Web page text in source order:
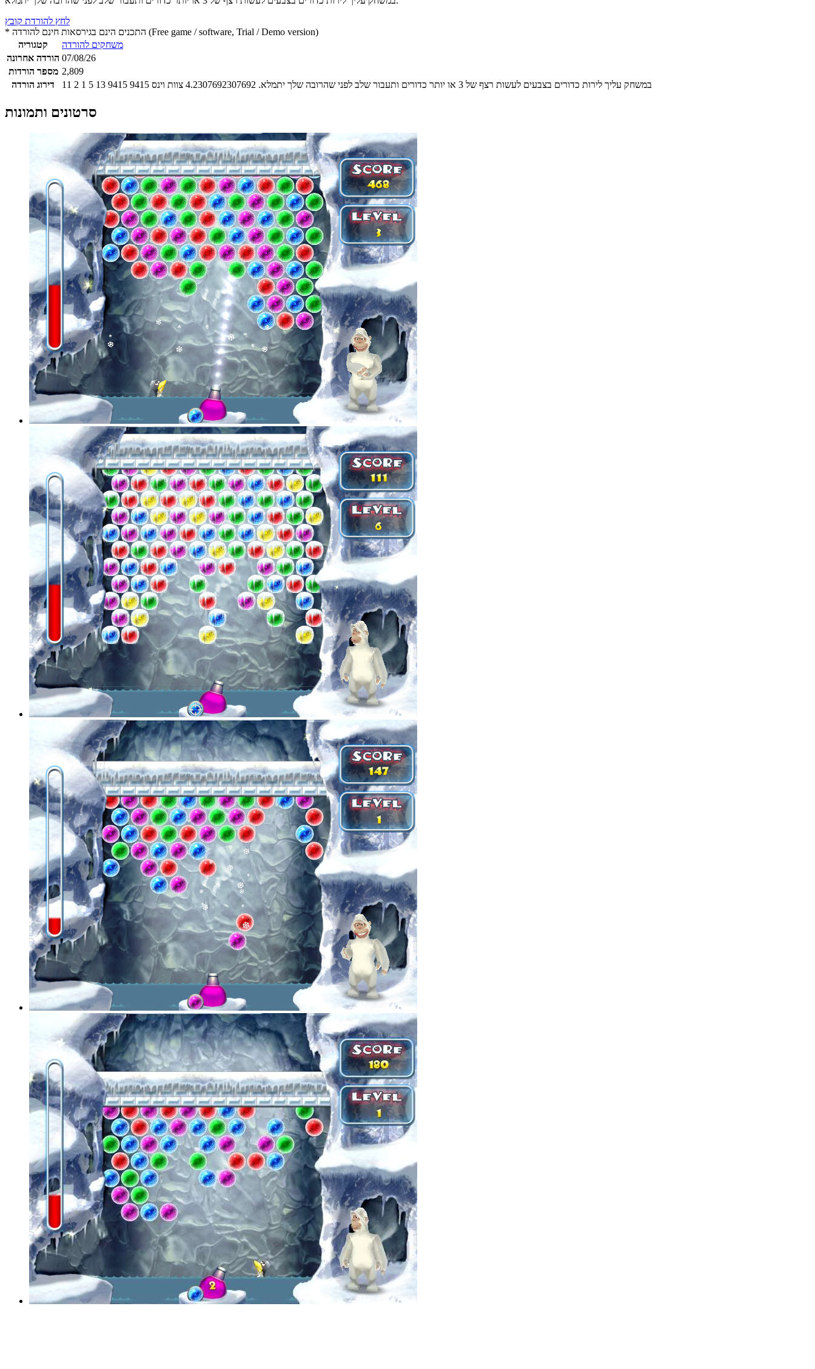
לחץ להורדת קובץ
* התכנים הינם בגירסאות חינם להורדה (Free game / software, Trial / Demo version)
קטגוריה
משחקים להורדה
הורדה אחרונה 07/08/26
מספר הורדות 2,809
דירוג הורדה
11 2 במשחק עליך לירות כדורים בצבעים לעשות רצף של 3 או יותר כדורים ותעבור שלב לפני שהרובה שלך יתמלא. 4.2307692307692 צוות וינס 9415
9415
13
5
1
סרטונים ותמונות